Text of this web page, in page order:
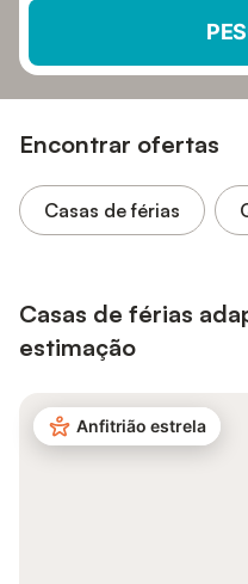
Encontrar ofertas
Casas de férias
Casas de férias
estimação
Anfitrião estrela